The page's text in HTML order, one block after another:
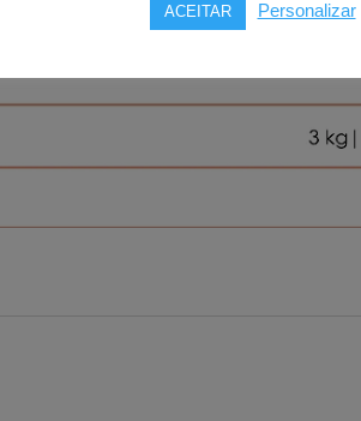
ACEITAR Personalizar